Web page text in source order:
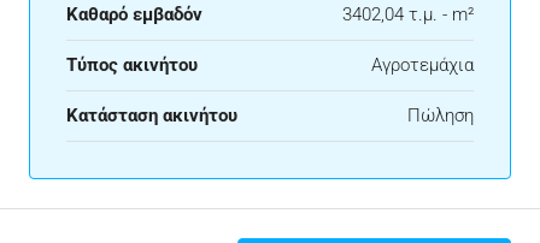
Καθαρό εμβαδόν 3402,04 τ.μ. - m²
Τύπος ακινήτου Αγροτεμάχια
Κατάσταση ακινήτου Πώληση